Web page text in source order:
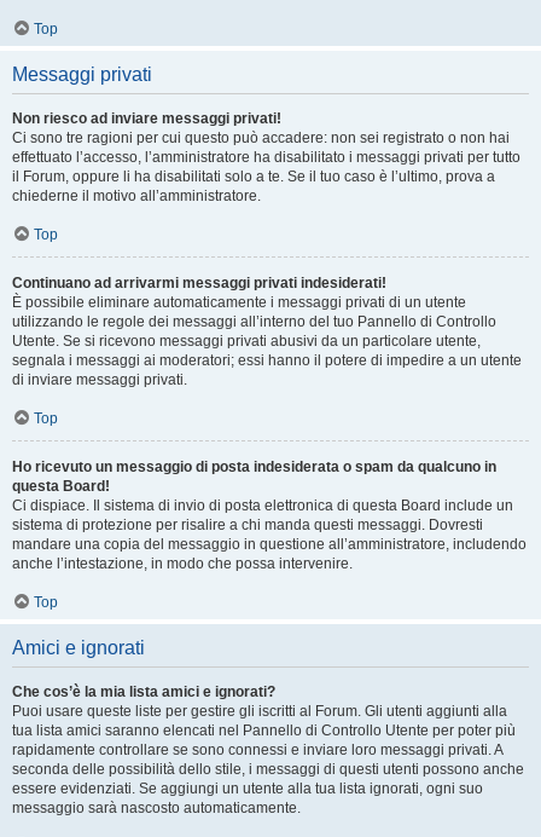
Top
Messaggi privati
Non riesco ad inviare messaggi privati!
Ci sono tre ragioni per cui questo può accadere: non sei registrato o non hai
effettuato l’accesso, l’amministratore ha disabilitato i messaggi privati per tutto
il Forum, oppure li ha disabilitati solo a te. Se il tuo caso è l’ultimo, prova a
chiederne il motivo all’amministratore.
Top
Continuano ad arrivarmi messaggi privati indesiderati!
È possibile eliminare automaticamente i messaggi privati ​​di un utente
utilizzando le regole dei messaggi all’interno del tuo Pannello di Controllo
Utente. Se si ricevono messaggi privati ​​abusivi da un particolare utente,
segnala i messaggi ai moderatori; essi hanno il potere di impedire a un utente
di inviare messaggi privati​​.
Top
Ho ricevuto un messaggio di posta indesiderata o spam da qualcuno in
questa Board!
Ci dispiace. Il sistema di invio di posta elettronica di questa Board include un
sistema di protezione per risalire a chi manda questi messaggi. Dovresti
mandare una copia del messaggio in questione all’amministratore, includendo
anche l’intestazione, in modo che possa intervenire.
Top
Amici e ignorati
Che cos’è la mia lista amici e ignorati?
Puoi usare queste liste per gestire gli iscritti al Forum. Gli utenti aggiunti alla
tua lista amici saranno elencati nel Pannello di Controllo Utente per poter più
rapidamente controllare se sono connessi e inviare loro messaggi privati. A
seconda delle possibilità dello stile, i messaggi di questi utenti possono anche
essere evidenziati. Se aggiungi un utente alla tua lista ignorati, ogni suo
messaggio sarà nascosto automaticamente.